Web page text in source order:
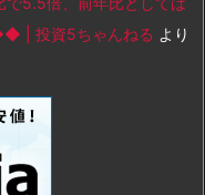
投資5ちゃんねる より